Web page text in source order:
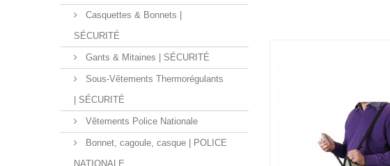
Casquettes & Bonnets |
SÉCURITÉ
Gants & Mitaines | SÉCURITÉ
Sous-Vêtements Thermorégulants
| SÉCURITÉ
Vêtements Police Nationale
Bonnet, cagoule, casque | POLICE
NATIONALE